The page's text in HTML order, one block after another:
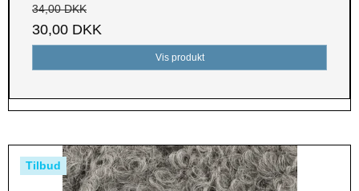
34,00 DKK
30,00 DKK
Vis produkt
Tilbud